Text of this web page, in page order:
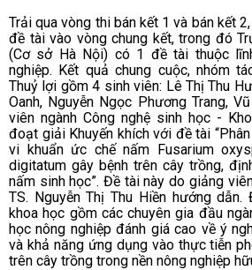
Trải qua vòng thi bán kết 1 và bán kết
đề tài vào vòng chung kết, trong đó
(Cơ sở Hà Nội) có 1 đề tài thuộc
nghiệp. Kết quả chung cuộc, nhóm
Thuỷ lợi gồm 4 sinh viên: Lê Thị Thu
Oanh, Nguyễn Ngọc Phương Trang,
viên ngành Công nghệ sinh học -
đoạt giải Khuyến khích với đề tài
vi khuẩn ức chế nấm Fusarium
digitatum gây bệnh trên cây trồng,
nấm sinh học”. Đề tài này do giảng
TS. Nguyễn Thị Thu Hiền hướng
khoa học gồm các chuyên gia đầu
học nông nghiệp đánh giá cao về ý
và khả năng ứng dụng vào thực tiễn
trên cây trồng trong nền nông nghiệp